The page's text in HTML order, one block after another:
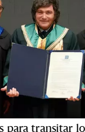
para transitar